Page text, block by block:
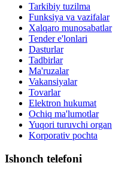
Tarkibiy tuzilma
Funksiya va vazifalar
Xalqaro munosabatlar
Tender e'lonlari
Dasturlar
Tadbirlar
Ma'ruzalar
Vakansiyalar
Tovarlar
Elektron hukumat
Ochiq ma'lumotlar
Yuqori turuvchi organ
Korporativ pochta
Ishonch telefoni